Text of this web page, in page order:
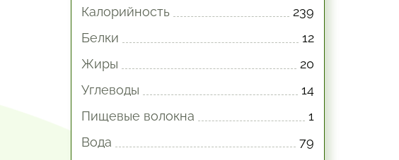
Калорийность
239
Белки
12
Жиры
20
Углеводы
14
Пищевые волокна
1
Вода
79